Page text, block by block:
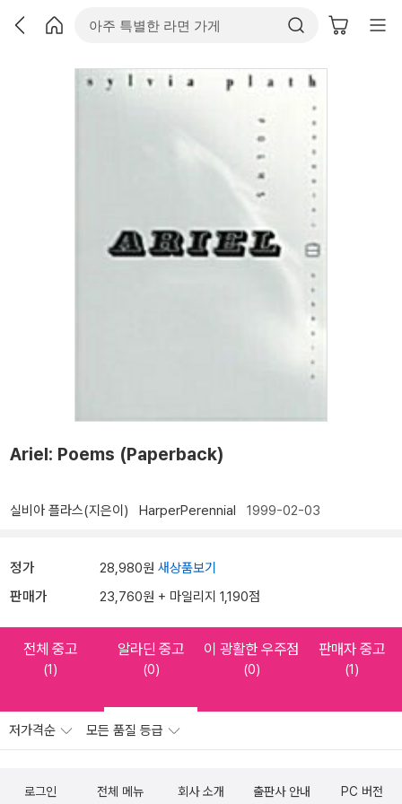
Ariel: Poems (Paperback)
실비아 플라스(지은이) HarperPerennial 1999-02-03
정가 28,980원 새상품보기
판매가 23,760원 + 마일리지 1,190점
전체 중고
(1)
알라딘 중고
(0)
이 광활한 우주점
(0)
판매자 중고
(1)
저가격순 모든 품질 등급
로그인 전체 메뉴 회사 소개 출판사 안내 PC 버전